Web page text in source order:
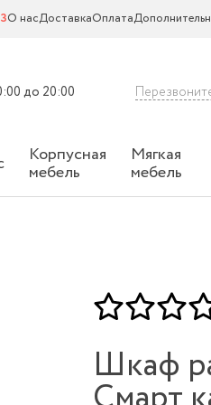
О насДоставкаОплата
до 20:00
Корпусная
мебель
Мягкая
мебель
Шкаф